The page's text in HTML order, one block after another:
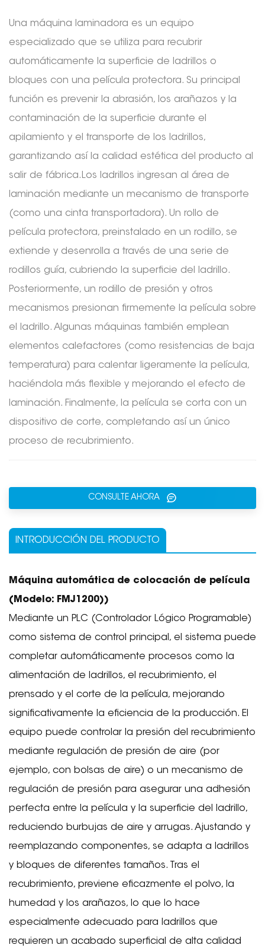
Una máquina laminadora es un equipo
especializado que se utiliza para recubrir
automáticamente la superficie de ladrillos o
bloques con una película protectora. Su principal
función es prevenir la abrasión, los arañazos y la
contaminación de la superficie durante el
apilamiento y el transporte de los ladrillos,
garantizando así la calidad estética del producto al
salir de fábrica. Los ladrillos ingresan al área de
laminación mediante un mecanismo de transporte
(como una cinta transportadora). Un rollo de
película protectora, preinstalado en un rodillo, se
extiende y desenrolla a través de una serie de
rodillos guía, cubriendo la superficie del ladrillo.
Posteriormente, un rodillo de presión y otros
mecanismos presionan firmemente la película sobre
el ladrillo. Algunas máquinas también emplean
elementos calefactores (como resistencias de baja
temperatura) para calentar ligeramente la película,
haciéndola más flexible y mejorando el efecto de
laminación. Finalmente, la película se corta con un
dispositivo de corte, completando así un único
proceso de recubrimiento.
CONSULTE AHORA
INTRODUCCIÓN DEL PRODUCTO
Máquina automática de colocación de película
(Modelo: FMJ1200))
Mediante un PLC (Controlador Lógico Programable)
como sistema de control principal, el sistema puede
completar automáticamente procesos como la
alimentación de ladrillos, el recubrimiento, el
prensado y el corte de la película, mejorando
significativamente la eficiencia de la producción. El
equipo puede controlar la presión del recubrimiento
mediante regulación de presión de aire (por
ejemplo, con bolsas de aire) o un mecanismo de
regulación de presión para asegurar una adhesión
perfecta entre la película y la superficie del ladrillo,
reduciendo burbujas de aire y arrugas. Ajustando y
reemplazando componentes, se adapta a ladrillos
y bloques de diferentes tamaños. Tras el
recubrimiento, previene eficazmente el polvo, la
humedad y los arañazos, lo que lo hace
especialmente adecuado para ladrillos que
requieren un acabado superficial de alta calidad